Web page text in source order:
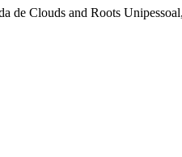
de Clouds and Roots